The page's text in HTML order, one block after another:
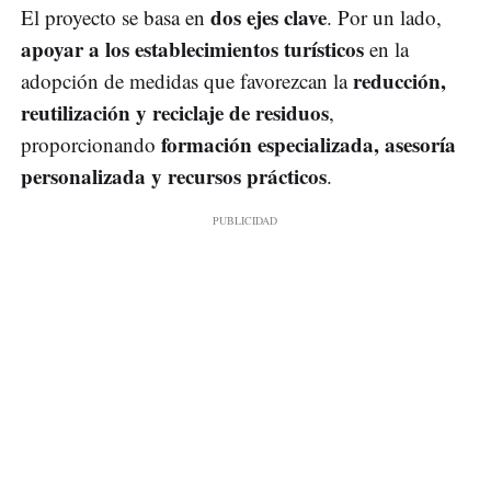
El proyecto se basa en dos ejes clave. Por un lado,
apoyar a los establecimientos turísticos en la
adopción de medidas que favorezcan lareducción,
reutilización y reciclaje de residuos,
proporcionando formación especializada, asesoría
personalizada y recursos prácticos.